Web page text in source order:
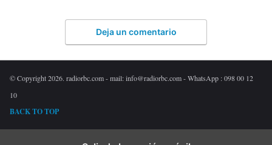
Deja un comentario
© Copyright 2026. radiorbc.com - mail: info@radiorbc.com - WhatsApp : 098 00 12
10
BACK TO TOP